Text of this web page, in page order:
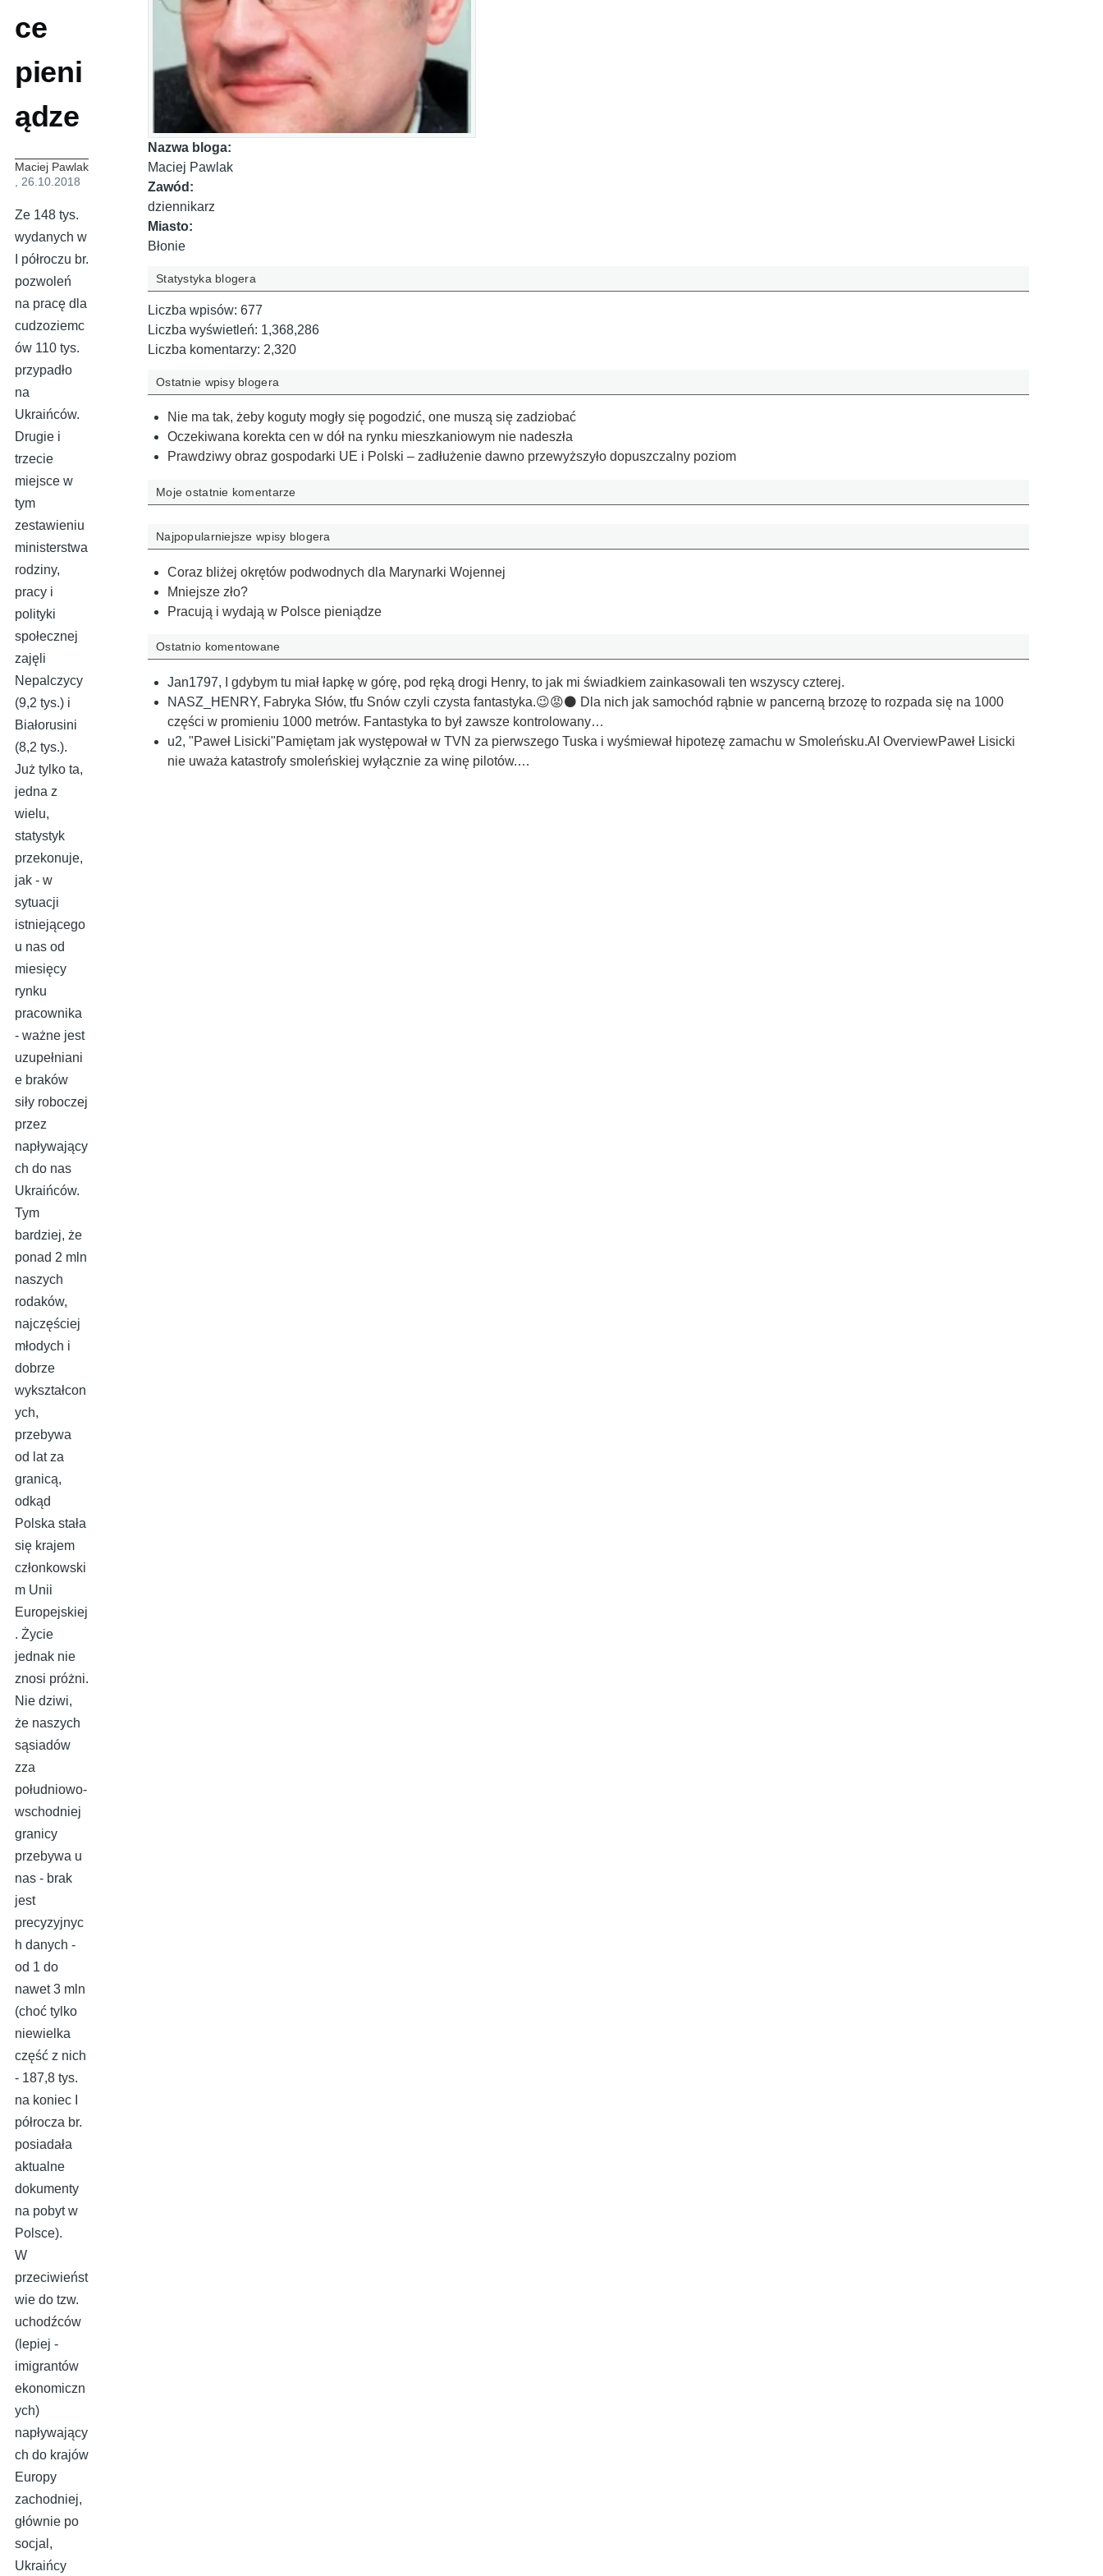
ce
pieni
ądze
Maciej Pawlak
, 26.10.2018
Ze 148 tys.
wydanych w
I półroczu br.
pozwoleń
na pracę dla
cudzoziemc
ów 110 tys.
przypadło
na
Ukraińców.
Drugie i
trzecie
miejsce w
tym
zestawieniu
ministerstwa
rodziny,
pracy i
polityki
społecznej
zajęli
Nepalczycy
(9,2 tys.) i
Białorusini
(8,2 tys.).
Już tylko ta,
jedna z
wielu,
statystyk
przekonuje,
jak - w
sytuacji
istniejącego
u nas od
miesięcy
rynku
pracownika
- ważne jest
uzupełniani
e braków
siły roboczej
przez
napływający
ch do nas
Ukraińców.
Tym
bardziej, że
ponad 2 mln
naszych
rodaków,
najczęściej
młodych i
dobrze
wykształcon
ych,
przebywa
od lat za
granicą,
odkąd
Polska stała
się krajem
członkowski
m Unii
Europejskiej
. Życie
jednak nie
znosi próżni.
Nie dziwi,
że naszych
sąsiadów
zza
południowo-
wschodniej
granicy
przebywa u
nas - brak
jest
precyzyjnyc
h danych -
od 1 do
nawet 3 mln
(choć tylko
niewielka
część z nich
- 187,8 tys.
na koniec I
półrocza br.
posiadała
aktualne
dokumenty
na pobyt w
Polsce).
W
przeciwieńst
wie do tzw.
uchodźców
(lepiej -
imigrantów
ekonomiczn
ych)
napływający
ch do krajów
Europy
zachodniej,
głównie po
socjal,
Ukraińcy
Nazwa bloga:
Maciej Pawlak
Zawód:
dziennikarz
Miasto:
Błonie
Statystyka blogera
Liczba wpisów: 677
Liczba wyświetleń: 1,368,286
Liczba komentarzy: 2,320
Ostatnie wpisy blogera
Nie ma tak, żeby koguty mogły się pogodzić, one muszą się zadziobać
Oczekiwana korekta cen w dół na rynku mieszkaniowym nie nadeszła
Prawdziwy obraz gospodarki UE i Polski – zadłużenie dawno przewyższyło dopuszczalny poziom
Moje ostatnie komentarze
Najpopularniejsze wpisy blogera
Coraz bliżej okrętów podwodnych dla Marynarki Wojennej
Mniejsze zło?
Pracują i wydają w Polsce pieniądze
Ostatnio komentowane
Jan1797,
I gdybym tu miał łapkę w górę, pod ręką drogi Henry, to jak mi świadkiem zainkasowali ten wszyscy czterej.
NASZ_HENRY, Fabryka Słów, tfu Snów czyli czysta fantastyka.😉😡⚫️ Dla nich jak samochód rąbnie w pancerną brzozę to rozpada się na 1000
części w promieniu 1000 metrów. Fantastyka to był zawsze kontrolowany…
u2, "Paweł Lisicki"Pamiętam jak występował w TVN za pierwszego Tuska i wyśmiewał hipotezę zamachu w Smoleńsku.AI OverviewPaweł Lisicki
nie uważa katastrofy smoleńskiej wyłącznie za winę pilotów.…